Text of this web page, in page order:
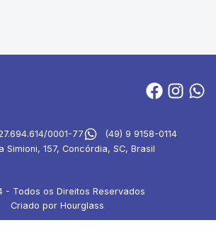
0001-77
(49) 9 9158-0114
Simioni, 157, Concórdia, SC, Brasil
- Todos os Direitos Reservados
Criado por Hourglass